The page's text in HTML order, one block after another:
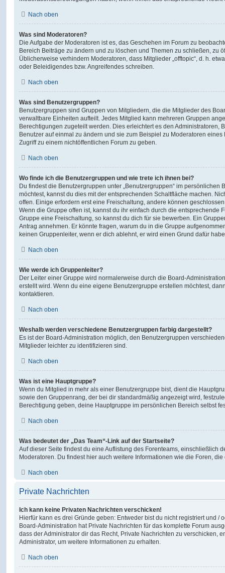
Nach oben
Was sind Moderatoren?
Die Aufgabe der Moderatoren ist es, das Geschehen im Forum zu
Bereich Beiträge zu ändern und zu löschen und Themen zu schließen, zu
Üblicherweise verhindern Moderatoren, dass Mitglieder „offtopic“, d. h.
oder Beleidigendes bzw. Angreifendes schreiben.
Nach oben
Was sind Benutzergruppen?
Benutzergruppen sind Gruppen von Mitgliedern, die die Mitglieder des
verwaltbare Einheiten aufteilt. Jedes Mitglied kann mehreren Gruppen
Berechtigungen zugeteilt werden. Dies erleichtert es den Administratoren,
Benutzer auf einmal zu ändern und sie zum Beispiel zu Moderatoren
Zugriff zu einem nichtöffentlichen Forum zu geben.
Nach oben
Wo finde ich die Benutzergruppen und wie trete ich ihnen bei?
Du findest die Benutzergruppen unter „Benutzergruppen“ im persönlichen
möchtest, kannst du dies mit der entsprechenden Schaltfläche machen.
offen. Einige erfordern erst eine Freischaltung, andere können
Wenn die Gruppe offen ist, kannst du ihr einfach durch die entsprechende
Gruppe eine Freischaltung, so kannst du dich für sie bewerben. Ein
Antrag annehmen. Er könnte fragen, warum du in die Gruppe
keinen Gruppenleiter, wenn er dich ablehnt, er wird einen Grund dafür
Nach oben
Wie werde ich Gruppenleiter?
Der Leiter einer Gruppe wird normalerweise durch die Board-
erstellt wird. Wenn du eine eigene Benutzergruppe erstellen möchtest,
kontaktieren.
Nach oben
Weshalb werden verschiedene Benutzergruppen farbig dargestellt?
Es ist der Board-Administration möglich, den Benutzergruppen
Mitglieder leichter zu identifizieren sind.
Nach oben
Was ist eine Hauptgruppe?
Wenn du Mitglied in mehr als einer Benutzergruppe bist, dient die
sowie den Gruppenrang, der bei dir standardmäßig angezeigt wird,
Berechtigung geben, deine Hauptgruppe im persönlichen Bereich selbst
Nach oben
Was bedeutet der „Das Team“-Link auf der Startseite?
Auf dieser Seite findest du eine Auflistung des Forenteams, einschließlich
Moderatoren. Du findest hier auch weitere Informationen wie die Foren,
Nach oben
Private Nachrichten
Ich kann keine Privaten Nachrichten verschicken!
Hierfür kann es drei Gründe geben: Entweder bist du nicht registriert und /
Board-Administration hat Private Nachrichten für das komplette Forum
dass der Administrator dir das Recht, Private Nachrichten zu verschicken,
Administrator, um weitere Informationen zu erhalten.
Nach oben